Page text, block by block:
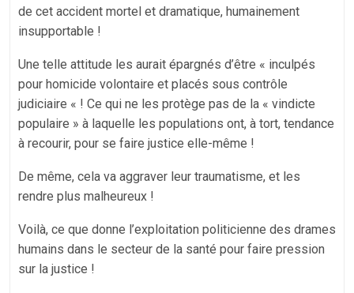
de cet accident mortel et dramatique, humainement
insupportable !
Une telle attitude les aurait épargnés d’être « inculpés
pour homicide volontaire et placés sous contrôle
judiciaire « ! Ce qui ne les protège pas de la « vindicte
populaire » à laquelle les populations ont, à tort, tendance
à recourir, pour se faire justice elle-même !
De même, cela va aggraver leur traumatisme, et les
rendre plus malheureux !
Voilà, ce que donne l’exploitation politicienne des drames
humains dans le secteur de la santé pour faire pression
sur la justice !